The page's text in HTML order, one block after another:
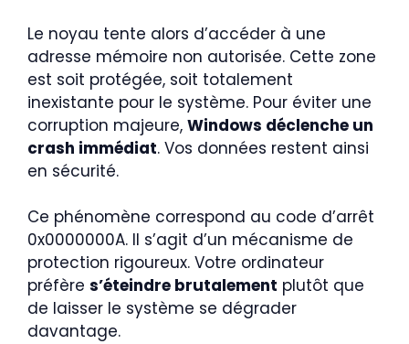
Le noyau tente alors d’accéder à une
adresse mémoire non autorisée. Cette zone
est soit protégée, soit totalement
inexistante pour le système. Pour éviter une
corruption majeure, Windows déclenche un
crash immédiat. Vos données restent ainsi
en sécurité.
Ce phénomène correspond au code d’arrêt
0x0000000A. Il s’agit d’un mécanisme de
protection rigoureux. Votre ordinateur
préfère s’éteindre brutalement plutôt que
de laisser le système se dégrader
davantage.